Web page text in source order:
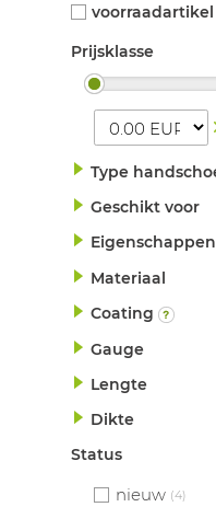
voorraadartikel
Prijsklasse
Type
Geschikt voor
Eigenschappen
Materiaal
Coating
Gauge
Lengte
Dikte
Status
nieuw (4)